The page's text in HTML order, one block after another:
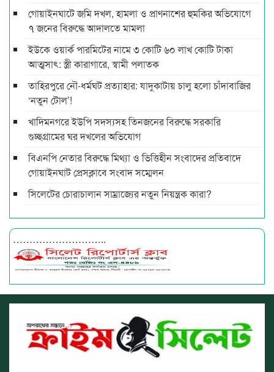
গোয়াইনঘাটে জমি দখল, হামলা ও প্রাণনাশের হুমকির অভিযোগে
৭ জনের বিরুদ্ধে আদালতে মামলা
ইউকে ওয়ার্ক পারমিটের নামে ৩ কোটি ৬০ লাখ কোটি টাকা
আত্মসাৎ: স্ত্রী কারাগারে, স্বামী পলাতক
তাহিরপুরে নৌ-ধর্মঘট প্রত্যাহার: যাদুকাটায় চালু হলো চাঁদাবাজির
‘নতুন টোল’!
খাদিমনগরে ইউপি সদস্যসহ তিনজনের বিরুদ্ধে সরকারি
গুচ্ছগ্রামের ঘর দখলের অভিযোগ
বিএনপি নেতার বিরুদ্ধে মিথ্যা ও ভিত্তিহীন সংবাদের প্রতিবাদে
গোয়াইনঘাট প্রেসক্লাবে সংবাদ সম্মেলন
সিলেটের চোরাচালান সাম্রাজ্যের নতুন নিয়ন্ত্রক কারা?
………………………..